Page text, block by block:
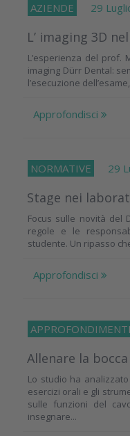
AZIENDE 29
L’ imaging 3D
L’esperienza del prof.
imaging Dürr Dental:
l’esecuzione
Approfondisci
NORMATIVE 29
Stage nei
Focus sulle novità del
regole e le
studente. Un ripasso
Approfondisci
APPROFONDIMENTI
Allenare la
Lo studio ha
esercizi orali e gli
sulle funzioni del
insegnare...